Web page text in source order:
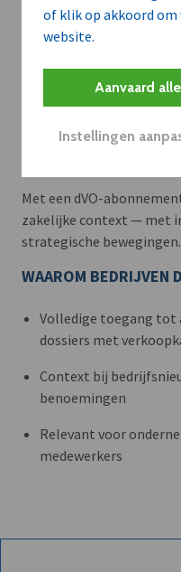
of klik op akkoord om
website.
Aanvaard
Instellingen
Meer
Met een dVO-
zakelijke context — met
strategische bewegingen.
WAAROM BEDRIJVEN
Volledige toegang tot
dossiers met
Context bij
benoemingen
Relevant voor
medewerkers